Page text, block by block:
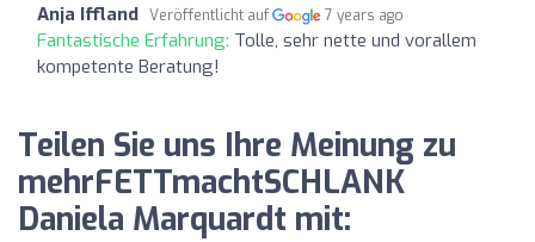
Anja Iffland Veröffentlicht auf 7 years ago
Fantastische Erfahrung: Tolle, sehr nette und vorallem
kompetente Beratung!
Teilen Sie uns Ihre Meinung zu
mehrFETTmachtSCHLANK
Daniela Marquardt mit: